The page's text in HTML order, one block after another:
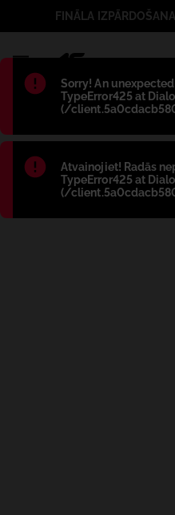
Błąd:
Sorry! An
TypeError425 at
(/
Błąd:
Atvainojiet! Radās
TypeError425 at
(/
FINĀLA